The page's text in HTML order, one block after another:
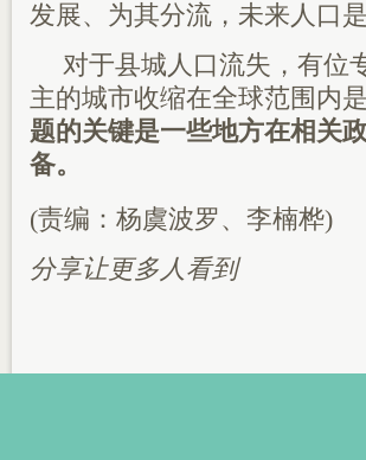
发展、为其分流，未来人口
对于县城人口流失，有位
主的城市收缩在全球范围内
题的关键是一些地方在相关
备。
(责编：杨虞波罗、李楠桦)
分享让更多人看到